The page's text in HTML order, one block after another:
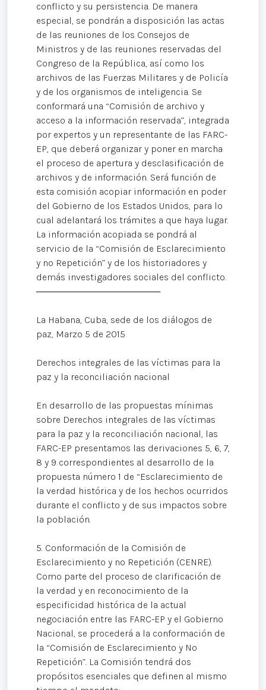
conflicto y su persistencia. De manera
especial, se pondrán a disposición las actas
de las reuniones de los Consejos de
Ministros y de las reuniones reservadas del
Congreso de la República, así como los
archivos de las Fuerzas Militares y de Policía
y de los organismos de inteligencia. Se
conformará una “Comisión de archivo y
acceso a la información reservada”, integrada
por expertos y un representante de las FARC-
EP, que deberá organizar y poner en marcha
el proceso de apertura y desclasificación de
archivos y de información. Será función de
esta comisión acopiar información en poder
del Gobierno de los Estados Unidos, para lo
cual adelantará los trámites a que haya lugar.
La información acopiada se pondrá al
servicio de la “Comisión de Esclarecimiento
y no Repetición” y de los historiadores y
demás investigadores sociales del conflicto.
───────────────────
La Habana, Cuba, sede de los diálogos de
paz, Marzo 5 de 2015
Derechos integrales de las víctimas para la
paz y la reconciliación nacional
En desarrollo de las propuestas mínimas
sobre Derechos integrales de las víctimas
para la paz y la reconciliación nacional, las
FARC-EP presentamos las derivaciones 5, 6, 7,
8 y 9 correspondientes al desarrollo de la
propuesta número 1 de “Esclarecimiento de
la verdad histórica y de los hechos ocurridos
durante el conflicto y de sus impactos sobre
la población.
5. Conformación de la Comisión de
Esclarecimiento y no Repetición (CENRE).
Como parte del proceso de clarificación de
la verdad y en reconocimiento de la
especificidad histórica de la actual
negociación entre las FARC-EP y el Gobierno
Nacional, se procederá a la conformación de
la “Comisión de Esclarecimiento y No
Repetición”. La Comisión tendrá dos
propósitos esenciales que definen al mismo